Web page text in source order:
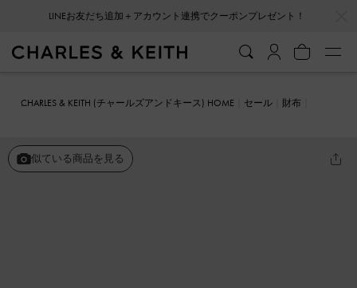
LINEお友だち追加＋アカウント連携でクーポンプレゼント！
CHARLES & KEITH (チャールズアンドキース) HOME セール
財布
似ている商品を見る